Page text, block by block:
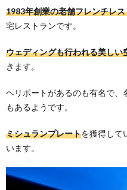
1983年創業の老舗フレンチレ
宅レストランです。
ウェディングも行われる美しい
きます。
ヘリポートがあるのも有名で、
もあるようです。
ミシュランプレートを獲得して
います。